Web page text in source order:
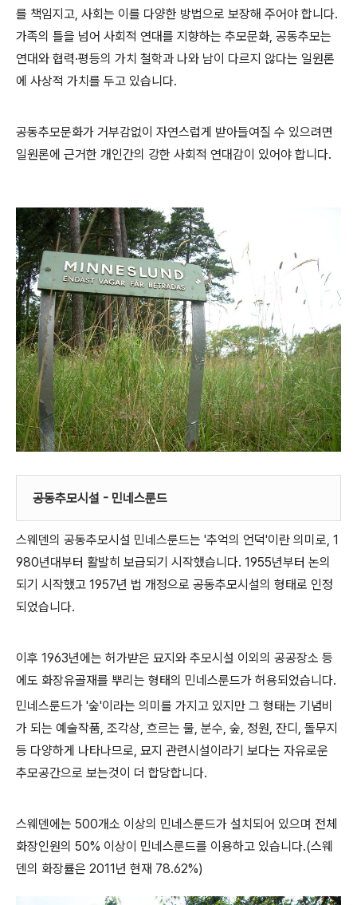
를 책임지고, 사회는 이를 다양한 방법으로 보장해 주어야 합니다.
가족의 틀을 넘어 사회적 연대를 지향하는 추모문화, 공동추모는
연대와 협력·평등의 가치 철학과 나와 남이 다르지 않다는 일원론
에 사상적 가치를 두고 있습니다.
공동추모문화가 거부감없이 자연스럽게 받아들여질 수 있으려면
일원론에 근거한 개인간의 강한 사회적 연대감이 있어야 합니다.
공동추모시설 - 민네스룬드
스웨덴의 공동추모시설 민네스룬드는 '추억의 언덕'이란 의미로, 1
980년대부터 활발히 보급되기 시작했습니다. 1955년부터 논의
되기 시작했고 1957년 법 개정으로 공동추모시설의 형태로 인정
되었습니다.
이후 1963년에는 허가받은 묘지와 추모시설 이외의 공공장소 등
에도 화장유골재를 뿌리는 형태의 민네스룬드가 허용되었습니다.
민네스룬드가 '숲'이라는 의미를 가지고 있지만 그 형태는 기념비
가 되는 예술작품, 조각상, 흐르는 물, 분수, 숲, 정원, 잔디, 돌무지
등 다양하게 나타나므로, 묘지 관련시설이라기 보다는 자유로운
추모공간으로 보는것이 더 합당합니다.
스웨덴에는 500개소 이상의 민네스룬드가 설치되어 있으며 전체
화장인원의 50% 이상이 민네스룬드를 이용하고 있습니다.(스웨
덴의 화장률은 2011년 현재 78.62%)